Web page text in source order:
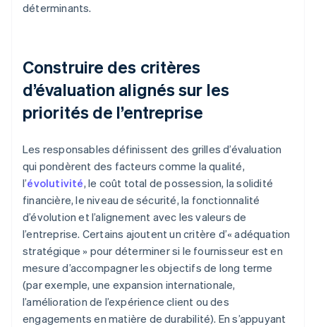
déterminants.
Construire des critères
d’évaluation alignés sur les
priorités de l’entreprise
Les responsables définissent des grilles d’évaluation
qui pondèrent des facteurs comme la qualité,
l’évolutivité, le coût total de possession, la solidité
financière, le niveau de sécurité, la fonctionnalité
d’évolution et l’alignement avec les valeurs de
l’entreprise. Certains ajoutent un critère d’« adéquation
stratégique » pour déterminer si le fournisseur est en
mesure d’accompagner les objectifs de long terme
(par exemple, une expansion internationale,
l’amélioration de l’expérience client ou des
engagements en matière de durabilité). En s’appuyant